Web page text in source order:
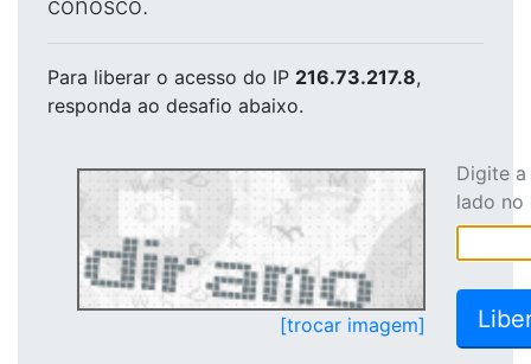
conosco.
Para liberar o acesso do IP 216.73.217.8,
responda ao desafio abaixo.
[trocar imagem]
Digite
lado no